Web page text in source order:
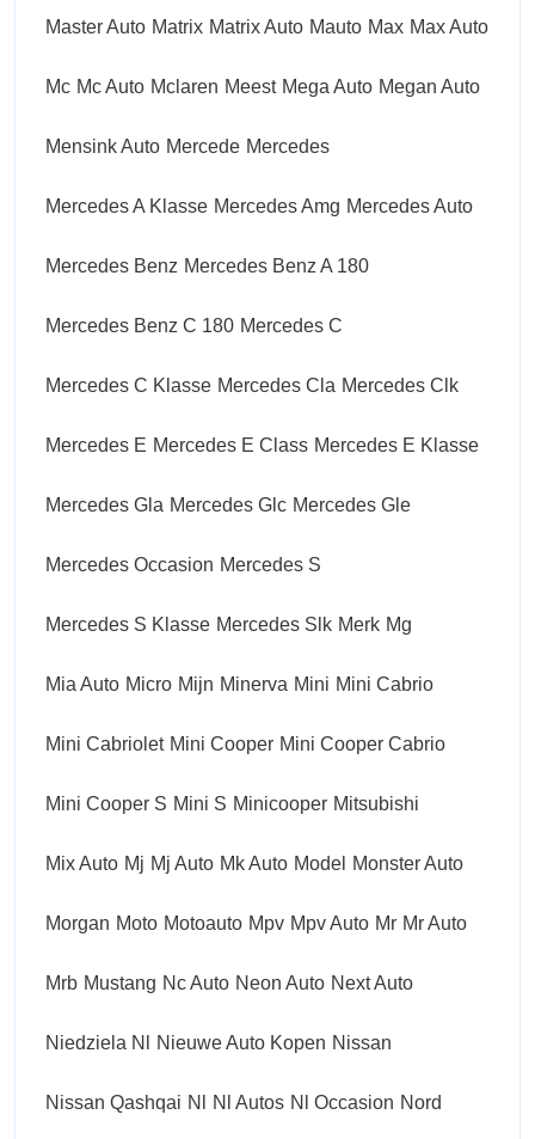
Master Auto Matrix Matrix Auto Mauto Max Max Auto
Mc Mc Auto Mclaren Meest Mega Auto Megan Auto
Mensink Auto Mercede Mercedes
Mercedes A Klasse Mercedes Amg Mercedes Auto
Mercedes Benz Mercedes Benz A 180
Mercedes Benz C 180 Mercedes C
Mercedes C Klasse Mercedes Cla Mercedes Clk
Mercedes E Mercedes E Class Mercedes E Klasse
Mercedes Gla Mercedes Glc Mercedes Gle
Mercedes Occasion Mercedes S
Mercedes S Klasse Mercedes Slk Merk Mg
Mia Auto Micro Mijn Minerva Mini Mini Cabrio
Mini Cabriolet Mini Cooper Mini Cooper Cabrio
Mini Cooper S Mini S Minicooper Mitsubishi
Mix Auto Mj Mj Auto Mk Auto Model Monster Auto
Morgan Moto Motoauto Mpv Mpv Auto Mr Mr Auto
Mrb Mustang Nc Auto Neon Auto Next Auto
Niedziela Nl Nieuwe Auto Kopen Nissan
Nissan Qashqai Nl Nl Autos Nl Occasion Nord